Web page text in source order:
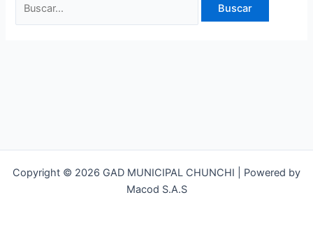
Copyright © 2026 GAD MUNICIPAL CHUNCHI | Powered by
Macod S.A.S